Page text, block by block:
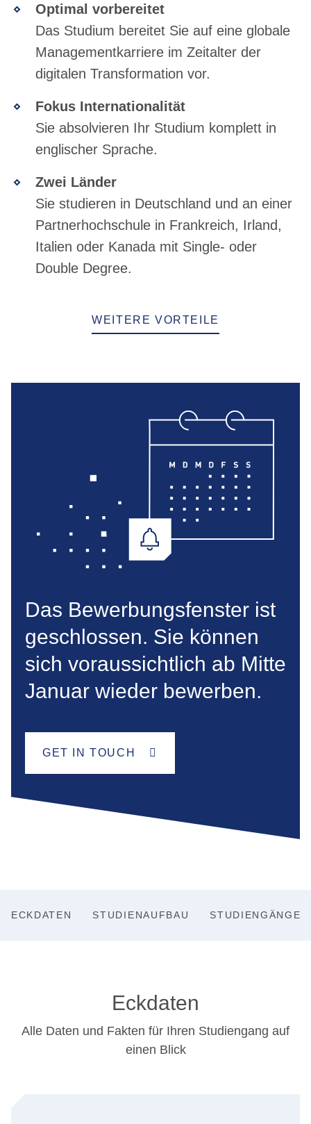
Optimal vorbereitet
Das Studium bereitet Sie auf eine globale
Managementkarriere im Zeitalter der
digitalen Transformation vor.
Fokus Internationalität
Sie absolvieren Ihr Studium komplett in
englischer Sprache.
Zwei Länder
Sie studieren in Deutschland und an einer
Partnerhochschule in Frankreich, Irland,
Italien oder Kanada mit Single- oder
Double Degree.
WEITERE VORTEILE
Das Bewerbungsfenster ist
geschlossen. Sie können
sich voraussichtlich ab Mitte
Januar wieder bewerben.
GET IN TOUCH
ECKDATEN STUDIENAUFBAU STUDIENGÄNGE
Eckdaten
Alle Daten und Fakten für Ihren Studiengang auf
einen Blick